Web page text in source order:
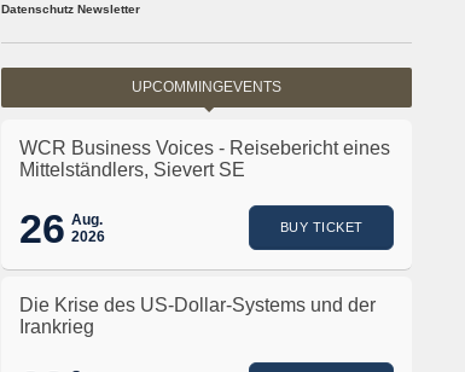
Datenschutz Newsletter
UPCOMMINGEVENTS
WCR Business Voices - Reisebericht eines
Mittelständlers, Sievert SE
26 Aug.
2026
BUY TICKET
Die Krise des US-Dollar-Systems und der
Irankrieg